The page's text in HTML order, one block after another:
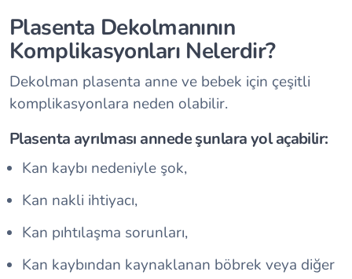
Plasenta Dekolmanının
Komplikasyonları Nelerdir?
Dekolman plasenta anne ve bebek için çeşitli
komplikasyonlara neden olabilir.
Plasenta ayrılması annede şunlara yol açabilir:
Kan kaybı nedeniyle şok,
Kan nakli ihtiyacı,
Kan pıhtılaşma sorunları,
Kan kaybından kaynaklanan böbrek veya diğer